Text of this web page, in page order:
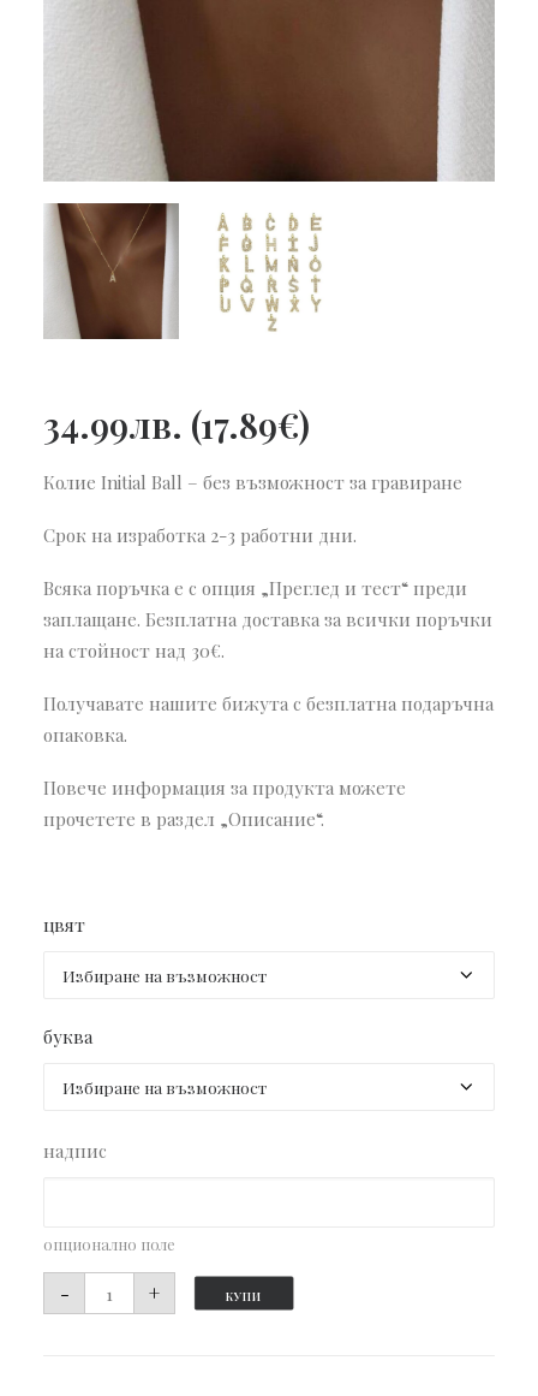
34.99лв. (17.89€)
Колие Initial Ball – без възможност за гравиране
Срок на изработка 2-3 работни дни.
Всяка поръчка е с опция „Преглед и тест“ преди
заплащане. Безплатна доставка за всички поръчки
на стойност над 30€.
Получавате нашите бижута с безплатна подаръчна
опаковка.
Повече информация за продукта можете
прочетете в раздел „Описание“.
цвят
буква
надпис
опционално поле
-
количество
за
+ КУПИ